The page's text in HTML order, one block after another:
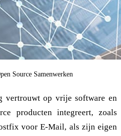
Source Samenwerken
vertrouwt op vrije software en
producten integreert, zoals
voor E-Mail, als zijn eigen